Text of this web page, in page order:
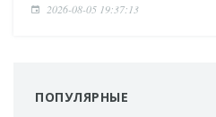
2026-08-05 19:37:13
ПОПУЛЯРНЫЕ